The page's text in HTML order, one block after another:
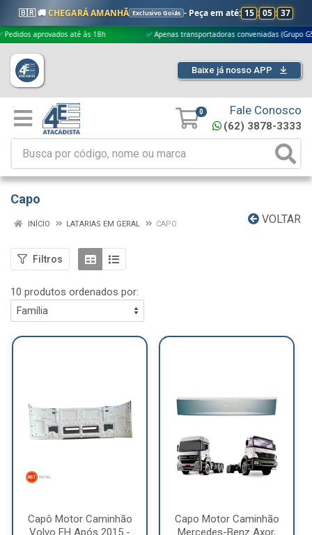
🇧🇷 🚚CHEGARÁ AMANHÃ Exclusivo Goiás - Peça em até: 15 : 05 : 37
aprovados até às 18h ✅ Apenas transportadoras conveniadas (Grupo G5)
Baixe já nosso APP
0 Fale Conosco
(62) 3878-3333
Capo
VOLTAR
INÍCIO LATARIAS EM GERAL CAPO
Filtros
10 produtos ordenados por:
Capô Motor Caminhão
Volvo FH Após 2015 -
Capo Motor Caminhão
Mercedes-Benz Axor,